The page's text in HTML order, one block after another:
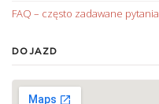
FAQ – często zadawane pytania
DOJAZD